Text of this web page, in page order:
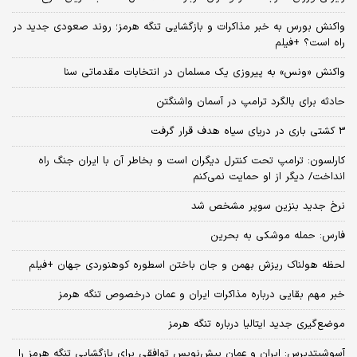
واکنش بورس به خبر مذاکرات و بازگشایی تنگه هرمز؛ روند صعودی جدید در
راه است؟ +فیلم
واکنش «ونس» به پیروزی یک مسلمان در انتخابات مقدماتی سنا
حادثه برای بالگرد ترامپ در آسمان واشنگتن
3 کشتی باری در دریای سیاه هدف قرار گرفت
کارلسون: ترامپ تحت کنترل دیگران است و بخاطر آن با ایران جنگ راه
انداخت/ دیگر از او حمایت نمی‌کنم
نرخ جدید بنزین سوپر مشخص شد
فارس: حمله موشکی به بحرین
لحظه هولناک ریزش بهمن و جان باختن اسطوره کوهنوردی جهان +فیلم
خبر مهم بقایی درباره مذاکرات ایران و عمان درخصوص تنگه هرمز
موضع‌گیری جدید ایتالیا درباره تنگه هرمز
آسوشیتدپرس: ایران و عمان پیش‌‌نویس توافقی برای بازگشایی تنگه هرمز را